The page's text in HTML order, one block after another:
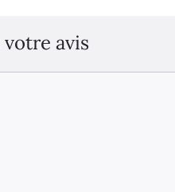
avis